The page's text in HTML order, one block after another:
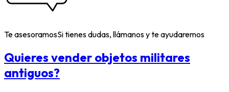
Te asesoramosSi tienes dudas, llámanos y te ayudaremos
Quieres vender objetos militares
antiguos?